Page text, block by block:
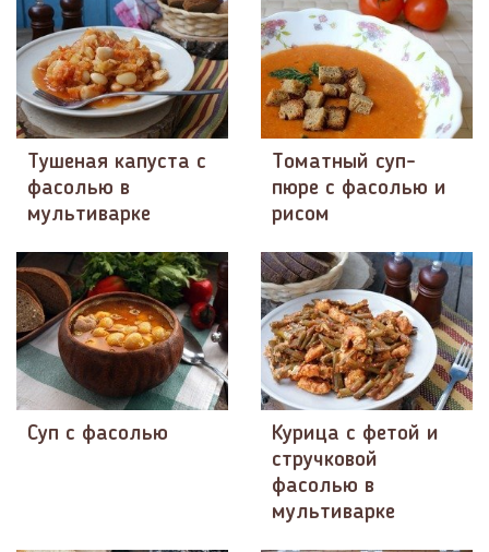
Тушеная капуста с
фасолью в
мультиварке
Томатный суп-
пюре с фасолью и
рисом
Суп с фасолью
Курица с фетой и
стручковой
фасолью в
мультиварке